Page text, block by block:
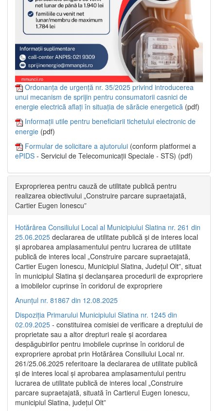
Ordonanța de urgență nr. 35/2025 privind introducerea
unui mecanism de sprijin pentru consumatorii casnici de
energie electrică aflați în situația de sărăcie energetică (pdf)
Informații utile pentru beneficiarii tichetului electronic de
energie (pdf)
Formular de solicitare a ajutorului (conform platformei a
ePIDS - Serviciul de Telecomunicații Speciale - STS) (pdf)
Exproprierea pentru cauză de utilitate publică pentru
realizarea obiectivului „Construire parcare supraetajată,
Cartier Eugen Ionescu”
Hotărârea Consiliului Local al Municipiului Slatina nr. 261 din
25.06.2025 declararea de utilitate publică și de interes local
și aprobarea amplasamentului pentru lucrarea de utilitate
publică de interes local „Construire parcare supraetajată,
Cartier Eugen Ionescu, Municipiul Slatina, Județul Olt”, situat
în municipiul Slatina și declanșarea procedurii de expropriere
a imobilelor cuprinse în coridorul de expropriere
Anunțul nr. 81867 din 12.08.2025
Dispoziția Primarului Municipiului Slatina nr. 1245 din
02.09.2025 - constituirea comisiei de verificare a dreptului de
proprietate sau a altor drepturi reale și acordarea
despăgubirilor pentru imobilele cuprinse în coridorul de
expropriere aprobat prin Hotărârea Consiliului Local nr.
261/25.06.2025 referitoare la declararea de utilitate publică
și de interes local și aprobarea amplasamentului pentru
lucrarea de utilitate publică de interes local „Construire
parcare supraetajată, situată în Cartierul Eugen Ionescu,
municipiul Slatina, județul Olt”